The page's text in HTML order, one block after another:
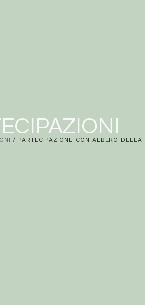
/ PARTECIPAZIONE CON ALBERO DELLA